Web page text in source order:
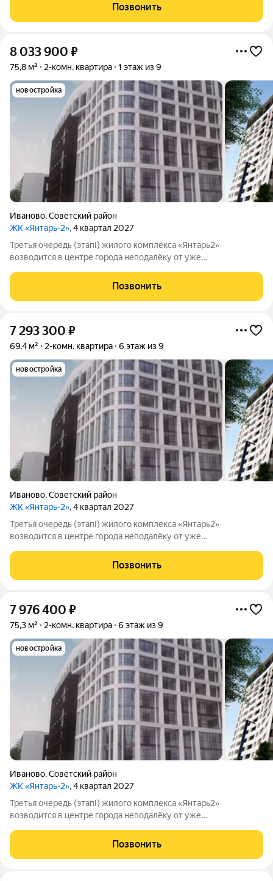
удобной локацией: здесь хорошо развита инфраструктура, но
при этом нет шума и пыли от
Позвонить
8 033 900 ₽
75,8 м² 2-комн. квартира 1 этаж из 9
новостройка
Иваново,Советский район
ЖК «Янтарь-2», 4 квартал 2027
Третья очередь (этапI) жилого комплекса «Янтарь2»
возводится в центре города неподалёку от уже
удобной локацией: здесь хорошо развита инфраструктура, но
при этом нет шума и пыли от крупных дорог.
Позвонить
7 293 300 ₽
69,4 м² 2-комн. квартира 6 этаж из 9
новостройка
Иваново,Советский район
ЖК «Янтарь-2», 4 квартал 2027
Третья очередь (этапI) жилого комплекса «Янтарь2»
возводится в центре города неподалёку от уже
удобной локацией: здесь хорошо развита инфраструктура, но
при этом нет шума и пыли от крупных дорог.
Позвонить
7 976 400 ₽
75,3 м² 2-комн. квартира 6 этаж из 9
новостройка
Иваново,Советский район
ЖК «Янтарь-2», 4 квартал 2027
Третья очередь (этапI) жилого комплекса «Янтарь2»
возводится в центре города неподалёку от уже
удобной локацией: здесь хорошо развита инфраструктура, но
при этом нет шума и пыли от крупных дорог.
Позвонить